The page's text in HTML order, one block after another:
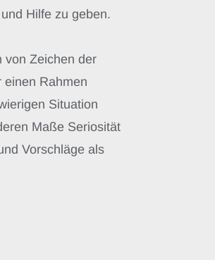
Hilfe zu geben.
von Zeichen der
einen Rahmen
Situation
Maße Seriosität
Vorschläge als